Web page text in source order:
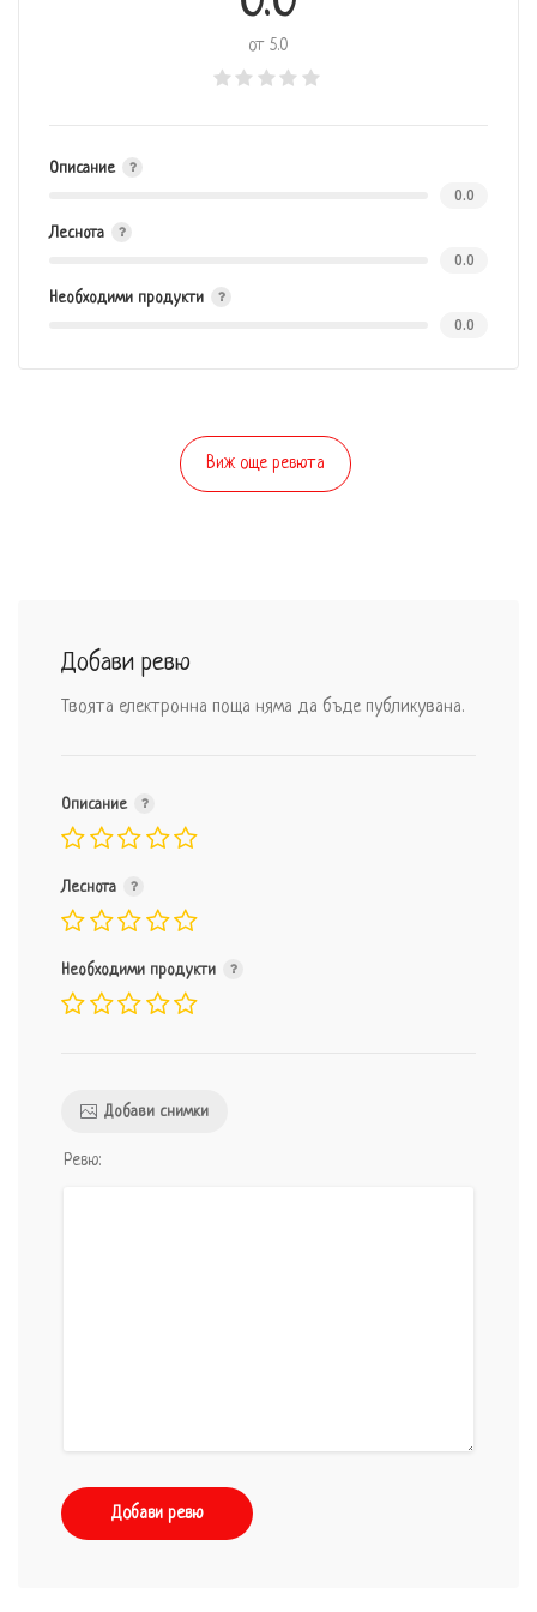
от 5.0
Описание
0.0
Леснота
0.0
Необходими продукти
0.0
Виж още ревюта
Добави ревю
Твоята електронна поща няма да бъде публикувана.
Описание
Леснота
Необходими продукти
Добави снимки
Ревю:
Добави ревю